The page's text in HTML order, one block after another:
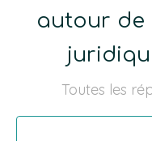
autour de
Toutes les